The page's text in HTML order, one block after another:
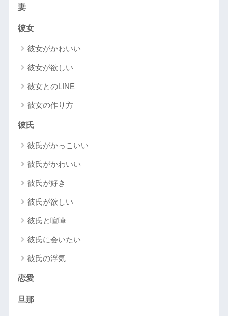
妻
彼女
彼女がかわいい
彼女が欲しい
彼女とのLINE
彼女の作り方
彼氏
彼氏がかっこいい
彼氏がかわいい
彼氏が好き
彼氏が欲しい
彼氏と喧嘩
彼氏に会いたい
彼氏の浮気
恋愛
旦那